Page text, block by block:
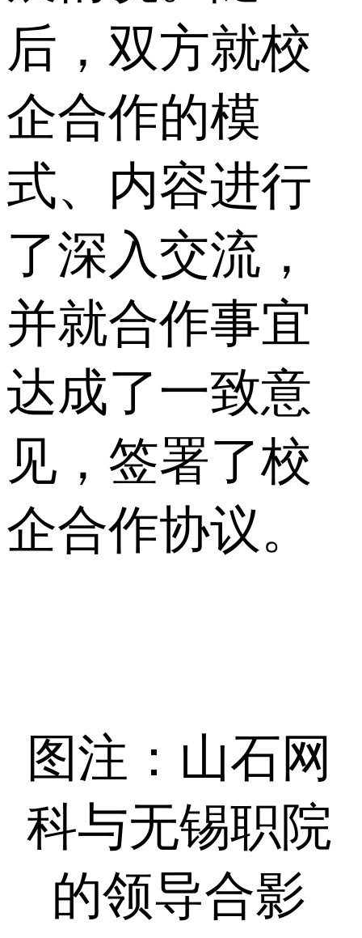
后，双方就校
企合作的模
式、内容进行
了深入交流，
并就合作事宜
达成了一致意
见，签署了校
企合作协议。
图注：山石网
科与无锡职院
的领导合影